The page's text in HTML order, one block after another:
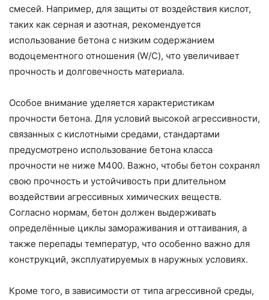
смесей. Например, для защиты от воздействия кислот,
таких как серная и азотная, рекомендуется
использование бетона с низким содержанием
водоцементного отношения (W/C), что увеличивает
прочность и долговечность материала.
Особое внимание уделяется характеристикам
прочности бетона. Для условий высокой агрессивности,
связанных с кислотными средами, стандартами
предусмотрено использование бетона класса
прочности не ниже М400. Важно, чтобы бетон сохранял
свою прочность и устойчивость при длительном
воздействии агрессивных химических веществ.
Согласно нормам, бетон должен выдерживать
определённые циклы замораживания и оттаивания, а
также перепады температур, что особенно важно для
конструкций, эксплуатируемых в наружных условиях.
Кроме того, в зависимости от типа агрессивной среды,